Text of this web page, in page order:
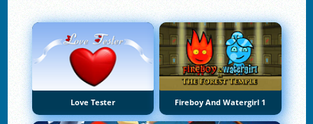
Love Tester Fireboy And Watergirl 1